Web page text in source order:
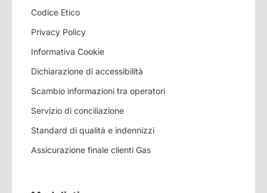
Codice Etico
Privacy Policy
Informativa Cookie
Dichiarazione di accessibilità
Scambio informazioni tra operatori
Servizio di conciliazione
Standard di qualità e indennizzi
Assicurazione finale clienti Gas